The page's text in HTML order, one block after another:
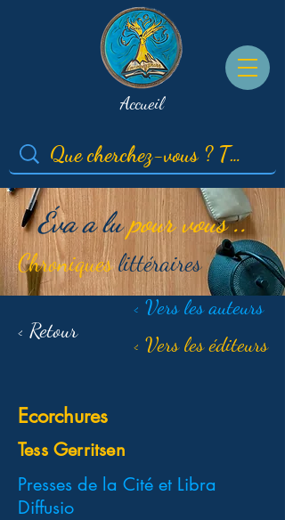
Accueil
Éva a lupour vous ..
Chroniqueslittéraires
< Retour
< Vers les auteurs
< Vers les éditeurs
Ecorchures
Tess Gerritsen
Presses de la Cité et Libra
Diffusio